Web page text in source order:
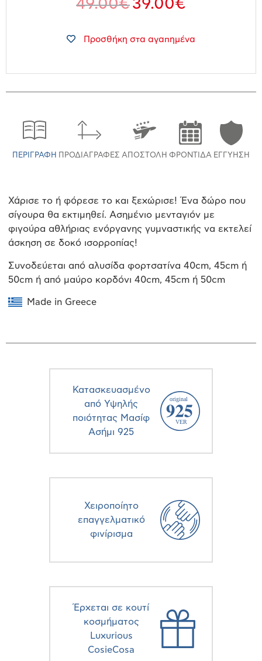
49.00€39.00€
Προσθήκη στα αγαπημένα
ΠΕΡΙΓΡΑΦΉ ΠΡΟΔΙΑΓΡΑΦΈΣ ΑΠΟΣΤΟΛΉ ΦΡΟΝΤΊΔΑ ΕΓΓΎΗΣΗ
Χάρισε το ή φόρεσε το και ξεχώρισε! Ένα δώρο που
σίγουρα θα εκτιμηθεί. Ασημένιο μενταγιόν με
φιγούρα αθλήριας ενόργανης γυμναστικής να εκτελεί
άσκηση σε δοκό ισορροπίας!
Συνοδεύεται από αλυσίδα φορτσατίνα 40cm, 45cm ή
50cm ή από μαύρο κορδόνι 40cm, 45cm ή 50cm
Made in Greece
Κατασκευασμένο
από Υψηλής
ποιότητας Μασίφ
Ασήμι 925
Χειροποίητο
επαγγελματικό
φινίρισμα
Έρχεται σε κουτί
κοσμήματος
Luxurious
CosieCosa